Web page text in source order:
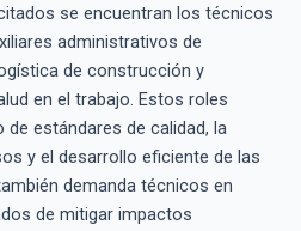
se encuentran los técnicos
administrativos de
de construcción y
en el trabajo. Estos roles
estándares de calidad, la
y el desarrollo eficiente de las
demanda técnicos en
de mitigar impactos